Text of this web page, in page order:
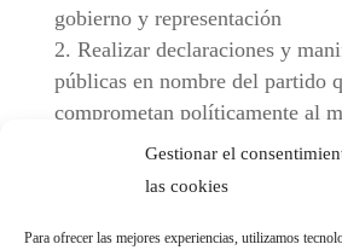
Gestionar el
las cookies
Para ofrecer las mejores experiencias, utilizamos
gobierno y representación
Realizar declaraciones y
públicas en nombre del partido
comprometan políticamente al
con la autorización expresa del
o, al menos, del Presidente del
hubiera encomendado, o